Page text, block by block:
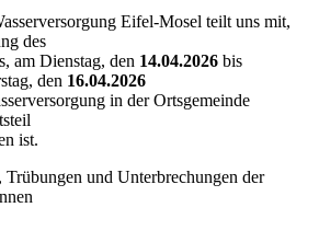
Eifel-Mosel teilt uns mit,
des
am Dienstag, den 14.04.2026 bis
den 16.04.2026
in der Ortsgemeinde
ist.
und Unterbrechungen der